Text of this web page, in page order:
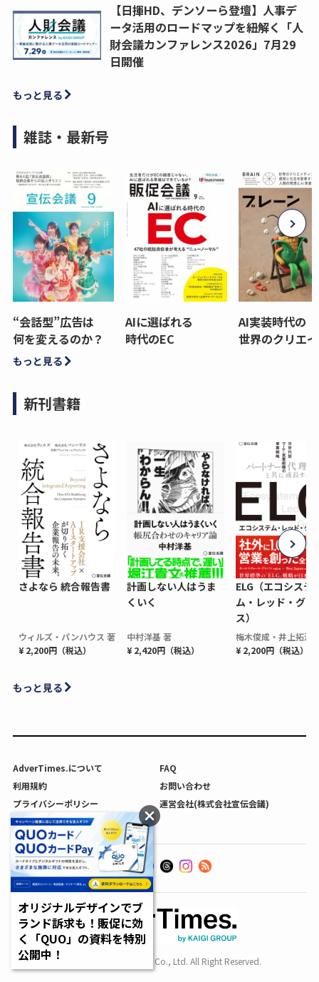
【日揮HD、デンソーら登壇】人事デ
ータ活用のロードマップを紐解く「人
財会議カンファレンス2026」7月29
日開催
もっと見る
雑誌・最新号
“会話型”広告は
何を変えるのか？
AIに選ばれる
時代のEC
AI実装時代の
世界のクリエ
もっと見る
新刊書籍
さよなら 統合報告書
ウィルズ・パンハウス 著
¥ 2,200円（税込）
計画しない人はうま
くいく
中村洋基 著
¥ 2,420円（税込）
ELG（エコシステ
ム・レッド・グロ
ス）
梅木俊成・井上拓海
¥ 2,200円（税込）
もっと見る
AdverTimes.について
FAQ
利用規約
お問い合わせ
プライバシーポリシー
運営会社(株式会社宣伝会議)
利用者情報の外部送信について
Copyright SENDENKAIGI Co., Ltd. All Right Reserved.
オリジナルデザインでブ
ランド訴求も！販促に効
く「QUO」の資料を特別
公開中！